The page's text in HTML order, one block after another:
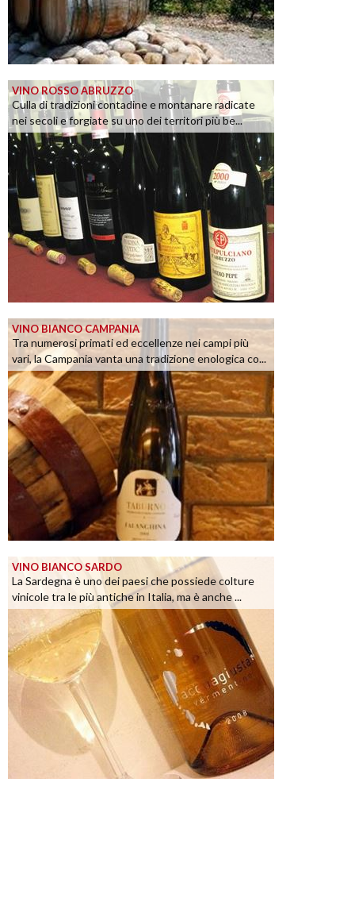
VINO ROSSO ABRUZZO
Culla di tradizioni contadine e montanare radicate
nei secoli e forgiate su uno dei territori più be...
VINO BIANCO CAMPANIA
Tra numerosi primati ed eccellenze nei campi più
vari, la Campania vanta una tradizione enologica co...
VINO BIANCO SARDO
La Sardegna è uno dei paesi che possiede colture
vinicole tra le più antiche in Italia, ma è anche ...